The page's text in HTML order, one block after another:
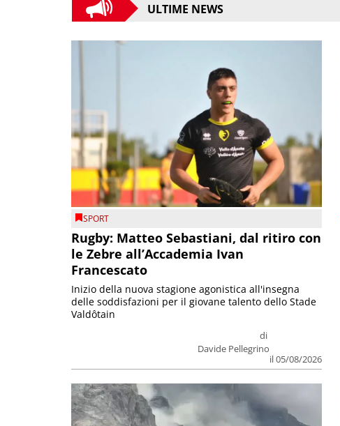
ULTIME NEWS
SPORT
Rugby: Matteo Sebastiani, dal ritiro con
le Zebre all’Accademia Ivan
Francescato
di
Davide Pellegrino
il 05/08/2026
Inizio della nuova stagione agonistica all'insegna
delle soddisfazioni per il giovane talento dello Stade
Valdôtain